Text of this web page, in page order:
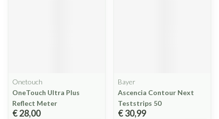
Onetouch
OneTouch Ultra Plus
Reflect Meter
€ 28,00
Bayer
Ascencia Contour Next
Teststrips 50
€ 30,99